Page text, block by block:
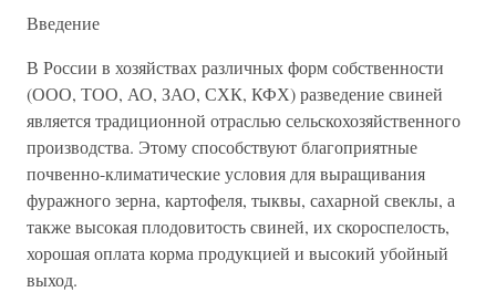
Введение
В России в хозяйствах различных форм собственности
(ООО, ТОО, АО, ЗАО, СХК, КФХ) разведение свиней
является традиционной отраслью сельскохозяйственного
производства. Этому способствуют благоприятные
почвенно-климатические условия для выращивания
фуражного зерна, картофеля, тыквы, сахарной свеклы, а
также высокая плодовитость свиней, их скороспелость,
хорошая оплата корма продукцией и высокий убойный
выход.